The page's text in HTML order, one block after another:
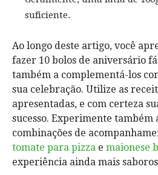
suficiente.
Ao longo deste artigo, você
fazer 10 bolos de aniversário
também a complementá-los
sua celebração. Utilize as
apresentadas, e com certeza
sucesso. Experimente também
combinações de
tomate para pizza e maionese
experiência ainda mais